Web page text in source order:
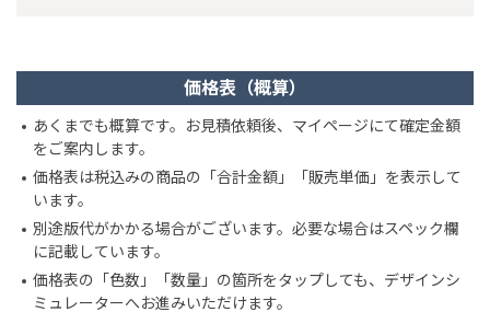
価格表（概算）
あくまでも概算です。お見積依頼後、マイページにて確定金額
をご案内します。
価格表は税込みの商品の「合計金額」「販売単価」を表示して
います。
別途版代がかかる場合がございます。必要な場合はスペック欄
に記載しています。
価格表の「色数」「数量」の箇所をタップしても、デザインシ
ミュレーターへお進みいただけます。